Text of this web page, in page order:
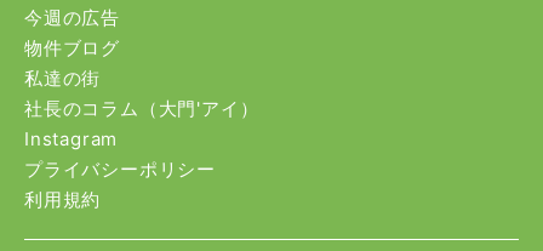
今週の広告
物件ブログ
私達の街
社長のコラム（大門'アイ）
Instagram
プライバシーポリシー
利用規約